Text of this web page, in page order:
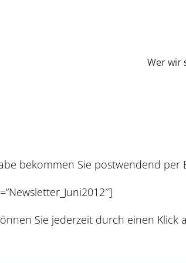
Wer wir
bekommen Sie postwendend
Sie jederzeit durch einen